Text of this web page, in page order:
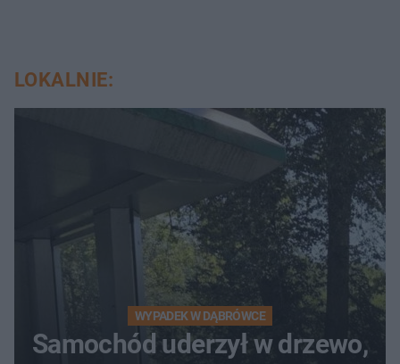
LOKALNIE:
WYPADEK W DĄBRÓWCE
Samochód uderzył w drzewo,